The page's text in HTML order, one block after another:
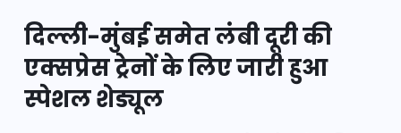
दिल्ली-मुंबई समेत लंबी दूरी की
एक्सप्रेस ट्रेनों के लिए जारी हुआ
स्पेशल शेड्यूल